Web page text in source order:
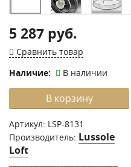
5 287 руб.
Сравнить товар
Наличие:
В наличии
В корзину
Артикул: LSP-8131
Производитель: Lussole
Loft